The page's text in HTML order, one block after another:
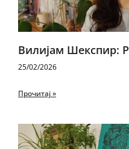
Вилијам Шекспир:
25/02/2026
Прочитај »